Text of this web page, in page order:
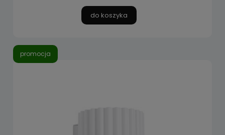
do koszyka
promocja